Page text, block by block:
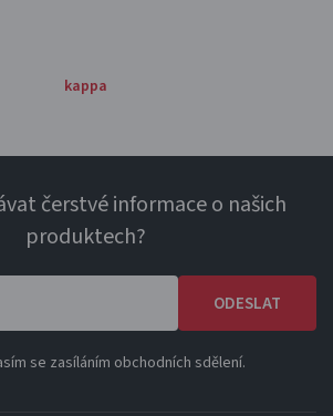
kappa
čerstvé informace o našich
produktech?
ODESLAT
se zasíláním obchodních sdělení.